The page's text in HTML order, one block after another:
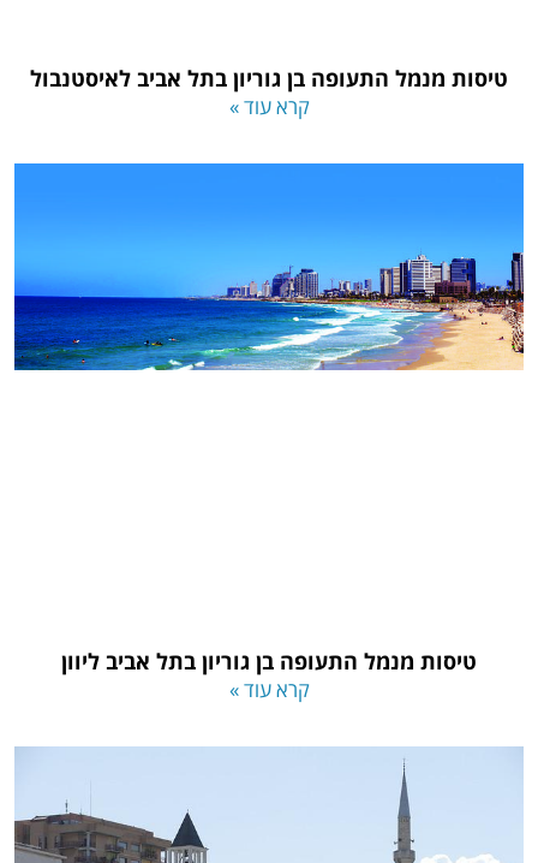
טיסות מנמל התעופה בן גוריון בתל אביב לאיסטנבול
קרא עוד »
טיסות מנמל התעופה בן גוריון בתל אביב ליוון
קרא עוד »